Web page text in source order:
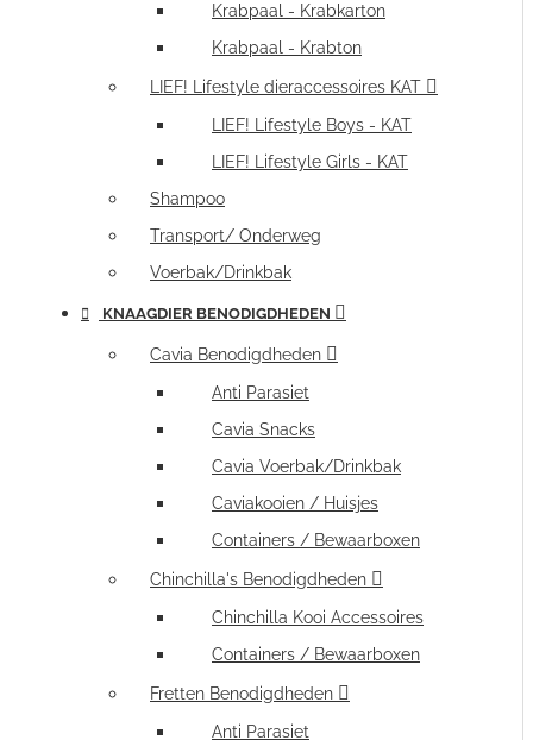
Krabpaal - Krabkarton
Krabpaal - Krabton
LIEF! Lifestyle dieraccessoires KAT
LIEF! Lifestyle Boys - KAT
LIEF! Lifestyle Girls - KAT
Shampoo
Transport/ Onderweg
Voerbak/Drinkbak
KNAAGDIER BENODIGDHEDEN
Cavia Benodigdheden
Anti Parasiet
Cavia Snacks
Cavia Voerbak/Drinkbak
Caviakooien / Huisjes
Containers / Bewaarboxen
Chinchilla's Benodigdheden
Chinchilla Kooi Accessoires
Containers / Bewaarboxen
Fretten Benodigdheden
Anti Parasiet